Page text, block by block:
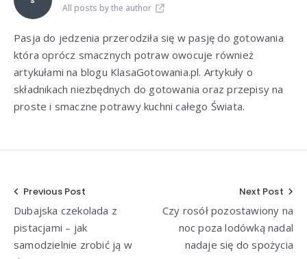
All posts by the author
Pasja do jedzenia przerodziła się w pasję do gotowania
która oprócz smacznych potraw owocuje również
artykułami na blogu KlasaGotowania.pl. Artykuły o
składnikach niezbędnych do gotowania oraz przepisy na
proste i smaczne potrawy kuchni całego Świata.
Nawigacja
wpisu
Previous Post
Dubajska czekolada z
pistacjami – jak
samodzielnie zrobić ją w
Next Post
Czy rosół pozostawiony na
noc poza lodówką nadal
nadaje się do spożycia